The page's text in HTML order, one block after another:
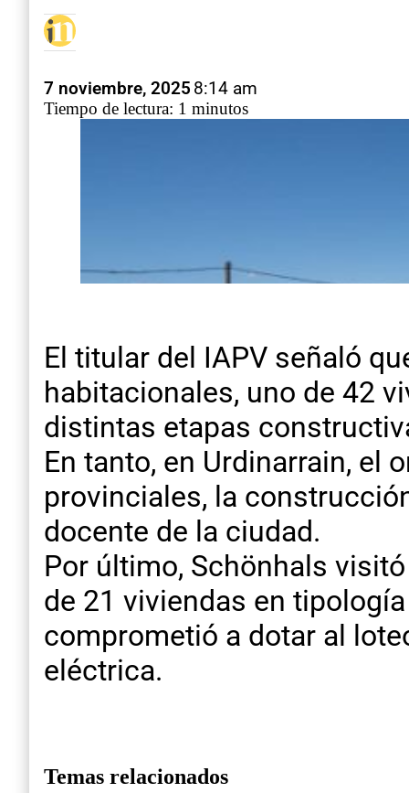
7 noviembre, 2025 8:14 am
Tiempo de lectura: 1 minutos
El titular del IAPV señaló
habitacionales, uno de 42
distintas etapas
En tanto, en Urdinarrain, el
provinciales, la
docente de la ciudad.
Por último, Schönhals
de 21 viviendas en
comprometió a dotar al
eléctrica.
Temas relacionados